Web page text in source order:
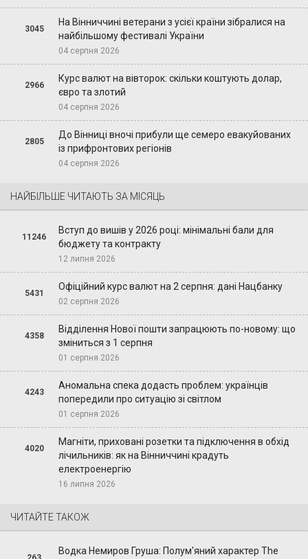
3045
На Вінниччині ветерани з усієї країни зібралися на
найбільшому фестивалі України
04 серпня 2026
2966
Курс валют на вівторок: скільки коштують долар,
євро та злотий
04 серпня 2026
2805
До Вінниці вночі прибули ще семеро евакуйованих
із прифронтових регіонів
04 серпня 2026
НАЙБІЛЬШЕ ЧИТАЮТЬ ЗА МІСЯЦЬ
11246
Вступ до вишів у 2026 році: мінімальні бали для
бюджету та контракту
12 липня 2026
5431
Офіційний курс валют на 2 серпня: дані Нацбанку
02 серпня 2026
4358
Відділення Нової пошти запрацюють по-новому: що
зміниться з 1 серпня
01 серпня 2026
4243
Аномальна спека додасть проблем: українців
попередили про ситуацію зі світлом
01 серпня 2026
4020
Магніти, приховані розетки та підключення в обхід
лічильників: як на Вінниччині крадуть
електроенергію
16 липня 2026
ЧИТАЙТЕ ТАКОЖ
Водка Немиров Груша: Полум'яний характер The